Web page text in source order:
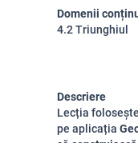
Domenii
4.2 Triunghiul
Descriere
Lecția
pe aplicația